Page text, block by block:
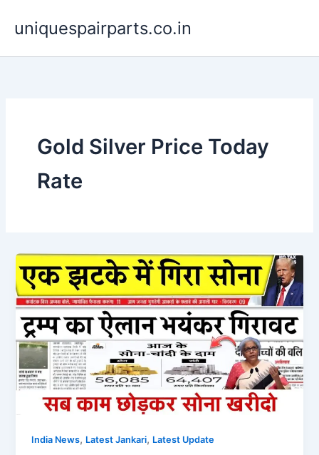
uniquespairparts.co.in
Gold Silver Price Today
Rate
India News, Latest Jankari, Latest Update